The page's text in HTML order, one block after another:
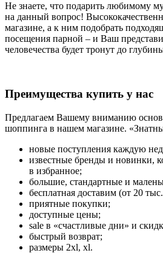
Не знаете, что подарить любимому
на данный вопрос!
магазине, а к ним подобрать
посещения парной – и Ваш
человечества будет тронут до
Преимущества купить у нас
Предлагаем Вашему вниманию
шоппинга в нашем магазине.
новые поступления каждую
известные бренды и новинки,
в избранное;
большие, стандартные и
бесплатная доставим (от 20
приятные покупки;
доступные цены;
sale в «счастливые дни» и
быстрый возврат;
размеры 2xl, xl.